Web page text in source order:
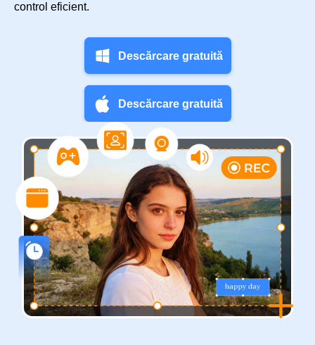
control eficient.
Descărcare gratuită
Descărcare gratuită